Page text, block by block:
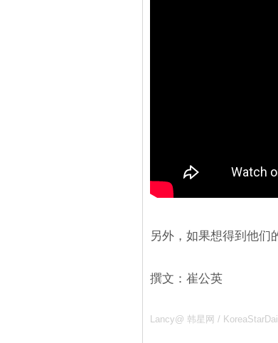
另外，如果想得到他们
撰文：崔公英
Lancy@ 韩星网 /